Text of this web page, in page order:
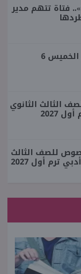
فتاة تتهم مدير
هل يوجد زلزال اليوم الخميس 6
الثالث الثانوي
2027
للصف الثالث
ترم أول 2027